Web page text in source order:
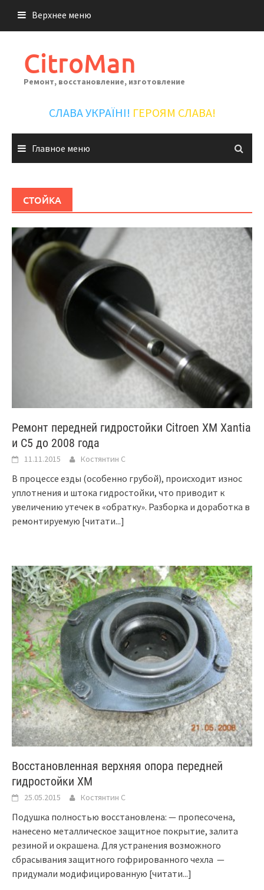
содержимому
Верхнее меню
CitroMan
Ремонт, восстановление, изготовление
СЛАВА УКРАЇНІ! ГЕРОЯМ СЛАВА!
Главное меню
СТОЙКА
Ремонт передней гидростойки Citroen XM Xantia
и C5 до 2008 года
11.11.2015 Костянтин C
В процессе езды (особенно грубой), происходит износ
уплотнения и штока гидростойки, что приводит к
увеличению утечек в «обратку». Разборка и доработка в
ремонтируемую [читати...]
Восстановленная верхняя опора передней
гидростойки XM
25.05.2015 Костянтин C
Подушка полностью восстановлена: — пропесочена,
нанесено металлическое защитное покрытие, залита
резиной и окрашена. Для устранения возможного
сбрасывания защитного гофрированного чехла —
придумали модифицированную [читати...]